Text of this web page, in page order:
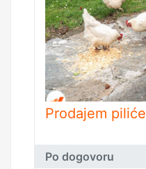
Prodajem piliće
Po dogovoru